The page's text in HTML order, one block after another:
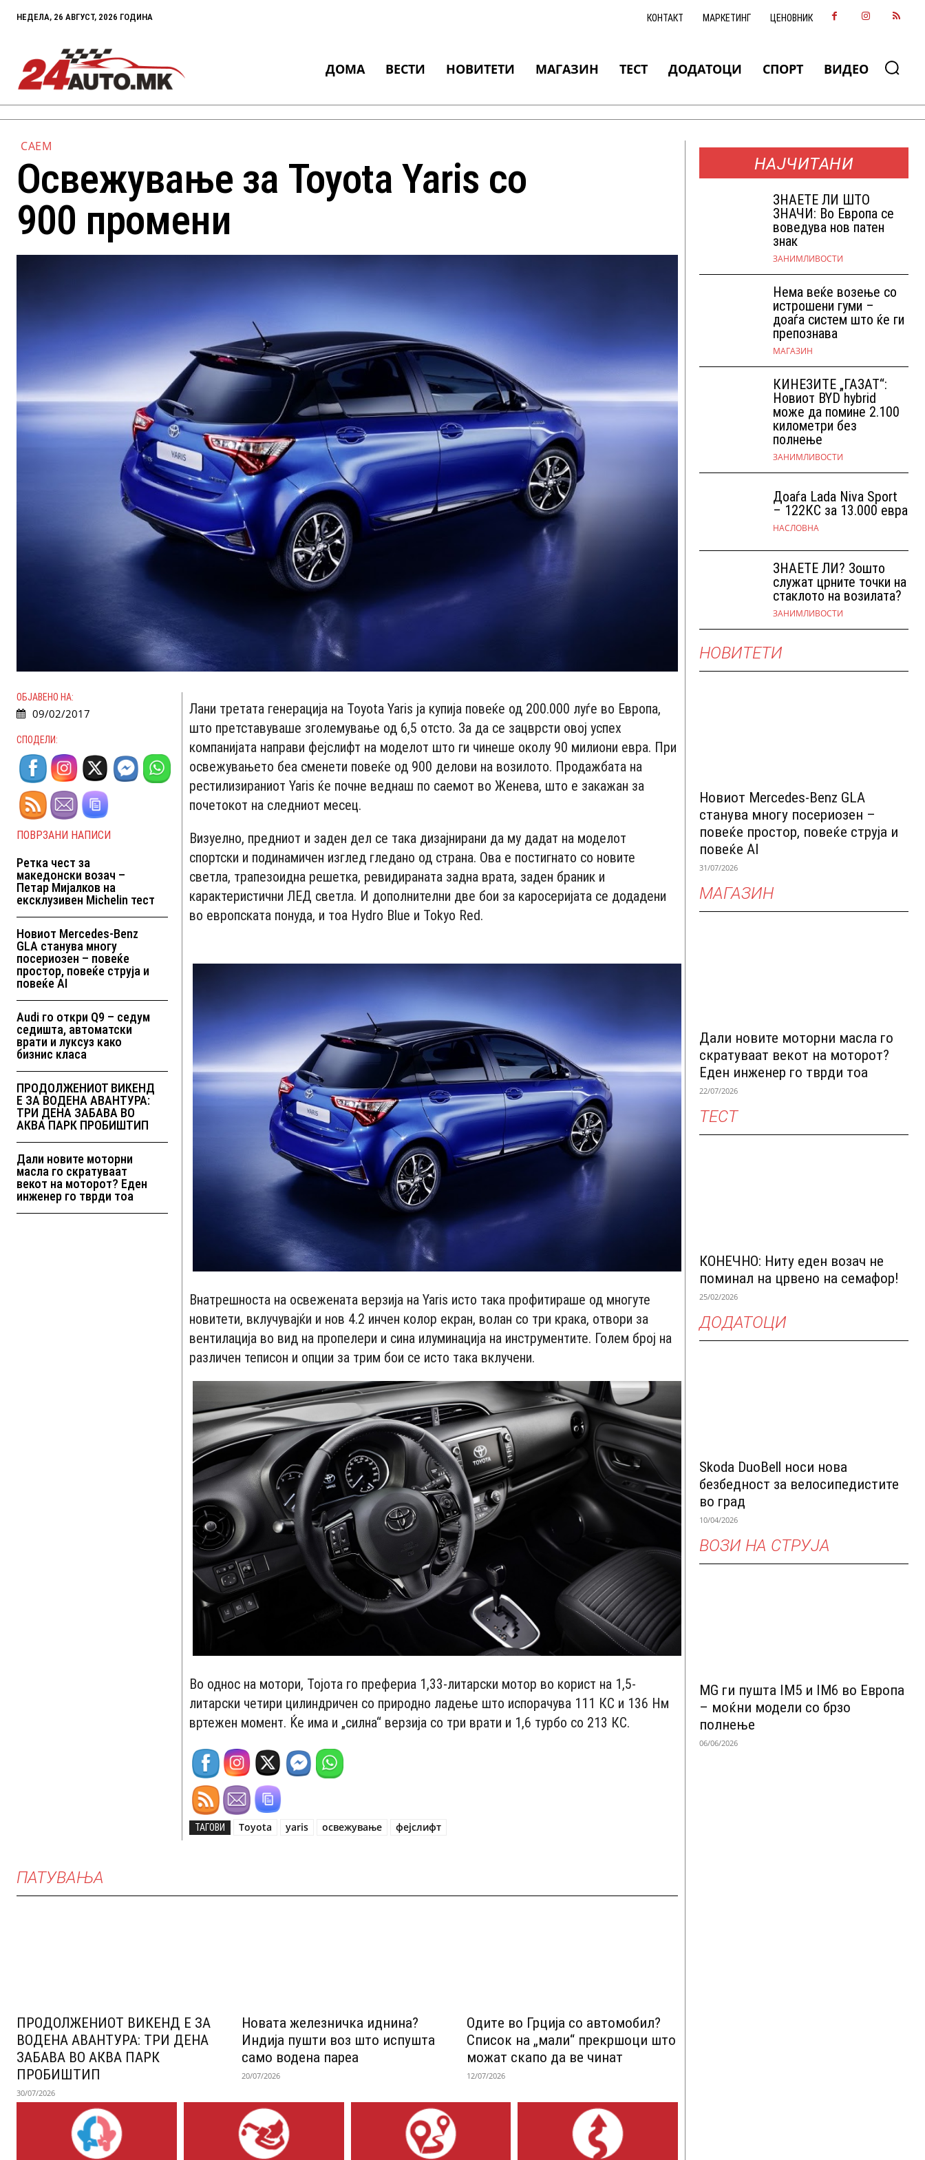
НЕДЕЛА, 26 АВГУСТ, 2026 ГОДИНА КОНТАКТ МАРКЕТИНГ ЦЕНОВНИК
ДОМА ВЕСТИ НОВИТЕТИ МАГАЗИН ТЕСТ ДОДАТОЦИ СПОРТ ВИДЕО
САЕМ
Освежување за Toyota Yaris со
900 промени
ОБЈАВЕНО НА:
09/02/2017
СПОДЕЛИ:
ПОВРЗАНИ НАПИСИ
Ретка чест за
македонски возач –
Петар Мијалков на
ексклузивен Michelin тест
Новиот Mercedes-Benz
GLA станува многу
посериозен – повеќе
простор, повеќе струја и
повеќе AI
Audi го откри Q9 – седум
седишта, автоматски
врати и луксуз како
бизнис класа
ПРОДОЛЖЕНИОТ ВИКЕНД
Е ЗА ВОДЕНА АВАНТУРА:
ТРИ ДЕНА ЗАБАВА ВО
АКВА ПАРК ПРОБИШТИП
Дали новите моторни
масла го скратуваат
векот на моторот? Еден
инженер го тврди тоа
Лани третата генерација на Toyota Yaris ја купија повеќе од 200.000 луѓе во Европа,
што претставуваше зголемување од 6,5 отсто. За да се зацврсти овој успех
компанијата направи фејслифт на моделот што ги чинеше околу 90 милиони евра. При
освежувањето беа сменети повеќе од 900 делови на возилото. Продажбата на
рестилизираниот Yaris ќе почне веднаш по саемот во Женева, што е закажан за
почетокот на следниот месец.
Визуелно, предниот и заден дел се така дизајнирани да му дадат на моделот
спортски и подинамичен изглед гледано од страна. Ова е постигнато со новите
светла, трапезоидна решетка, ревидираната задна врата, заден браник и
карактеристични ЛЕД светла. И дополнителни две бои за каросеријата се додадени
во европската понуда, и тоа Hydro Blue и Tokyo Red.
Внатрешноста на освежената верзија на Yaris исто така профитираше од многуте
новитети, вклучувајќи и нов 4.2 инчен колор екран, волан со три крака, отвори за
вентилација во вид на пропелери и сина илуминација на инструментите. Голем број на
различен теписон и опции за трим бои се исто така вклучени.
Во однос на мотори, Тојота го префериа 1,33-литарски мотор во корист на 1,5-
литарски четири цилиндричен со природно ладење што испорачува 111 КС и 136 Нм
вртежен момент. Ќе има и „силна“ верзија со три врати и 1,6 турбо со 213 КС.
ТАГОВИ Toyota yaris освежување фејслифт
ПАТУВАЊА
ПРОДОЛЖЕНИОТ ВИКЕНД Е ЗА
ВОДЕНА АВАНТУРА: ТРИ ДЕНА
ЗАБАВА ВО АКВА ПАРК
ПРОБИШТИП
30/07/2026
Новата железничка иднина?
Индија пушти воз што испушта
само водена пареа
20/07/2026
Одитe во Грција со автомобил?
Список на „мали“ прекршоци што
можат скапо да ве чинат
12/07/2026
НАЈЧИТАНИ
ЗНАEТЕ ЛИ ШТО
ЗНАЧИ: Во Европа се
воведува нов патен
знак
ЗАНИМЛИВОСТИ
Нема веќе возење со
истрошени гуми –
доаѓа систем што ќе ги
препознава
МАГАЗИН
КИНЕЗИТЕ „ГАЗАТ“:
Новиот BYD hybrid
може да помине 2.100
километри без
полнење
ЗАНИМЛИВОСТИ
Доаѓа Lada Niva Sport
– 122КС за 13.000 евра
НАСЛОВНА
ЗНАЕТЕ ЛИ? Зошто
служат црните точки на
стаклото на возилата?
ЗАНИМЛИВОСТИ
НОВИТЕТИ
Новиот Mercedes-Benz GLA
станува многу посериозен –
повеќе простор, повеќе струја и
повеќе AI
31/07/2026
МАГАЗИН
Дали новите моторни масла го
скратуваат векот на моторот?
Еден инженер го тврди тоа
22/07/2026
ТЕСТ
КОНЕЧНО: Ниту еден возач не
поминал на црвено на семафор!
25/02/2026
ДОДАТОЦИ
Skoda DuoBell носи нова
безбедност за велосипедистите
во град
10/04/2026
ВОЗИ НА СТРУЈА
MG ги пушта IM5 и IM6 во Европа
– моќни модели со брзо
полнење
06/06/2026